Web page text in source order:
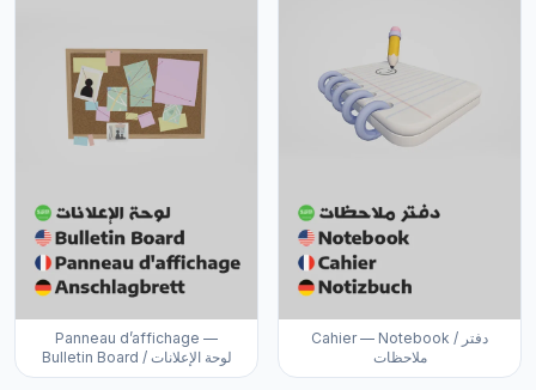
Panneau d’affichage —
Bulletin Board / لوحة الإعلانات
Cahier — Notebook / دفتر
ملاحظات